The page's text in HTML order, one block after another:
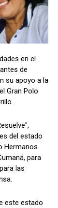
en el
de
su apoyo a la
Gran Polo
del estado
Hermanos
para
las
este estado